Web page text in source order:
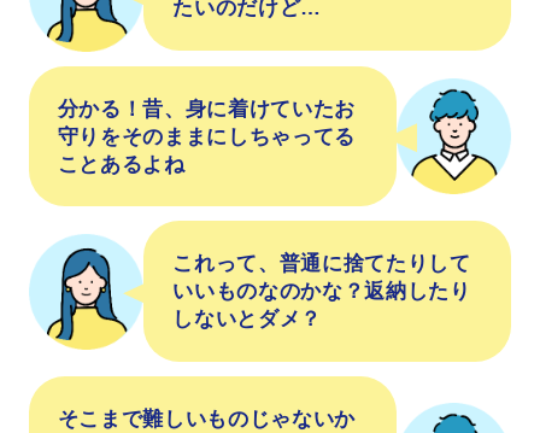
たいのだけど…
分かる！昔、身に着けていたお
守りをそのままにしちゃってる
ことあるよね
これって、普通に捨てたりして
いいものなのかな？返納したり
しないとダメ？
そこまで難しいものじゃないか